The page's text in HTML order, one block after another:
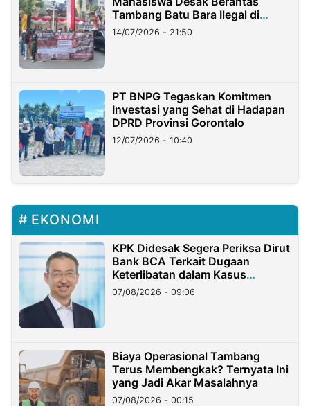
Tambang Batu Bara Ilegal di
Lampung
14/07/2026 - 21:50
PT BNPG Tegaskan Komitmen
Investasi yang Sehat di Hadapan
DPRD Provinsi Gorontalo
12/07/2026 - 10:40
EKONOMI
KPK Didesak Segera Periksa Dirut
Bank BCA Terkait Dugaan
Keterlibatan dalam Kasus
Hilangnya Dana Nasabah Rp2,58
Miliar
07/08/2026 - 09:06
Biaya Operasional Tambang
Terus Membengkak? Ternyata Ini
yang Jadi Akar Masalahnya
07/08/2026 - 00:15